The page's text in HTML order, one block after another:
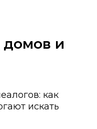
и
как
искать